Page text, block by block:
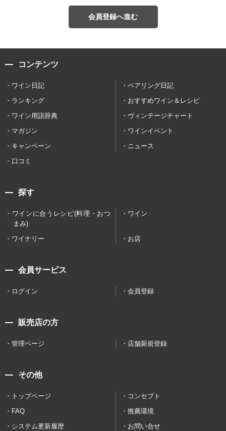
会員登録へ進む
コンテンツ
ワイン日記
ペアリング日記
ランキング
おすすめワイン＆レシピ
ワイン用語辞典
ヴィンテージチャート
マガジン
ワインイベント
キャンペーン
ニュース
口コミ
探す
ワインに合うレシピ(料理・おつ
まみ)
ワイン
ワイナリー お店
会員サービス
ログイン 会員登録
販売店の方
管理ページ 店舗新規登録
その他
トップページ
コンセプト
FAQ
推薦環境
システム更新履歴
お問い合せ